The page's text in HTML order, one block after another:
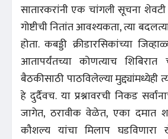
सातारकरांनी एक चांगली सूचना शेवटी
गोष्टीची नितांत आवश्यकता, त्या
होता. कबड्डी क्रीडारसिकांच्या
आतापर्यंतच्या कोणत्याच
बैठकीसाठी पाठविलेल्या
हे दुर्दैवच. या प्रश्नावरची निकड
जागेत, ठरावीक वेळेत, एका दमात
कौशल्य यांचा मिलाप